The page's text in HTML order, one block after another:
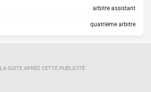
arbitre assistant
quatrième arbitre
LA SUITE APRÈS CETTE PUBLICITÉ